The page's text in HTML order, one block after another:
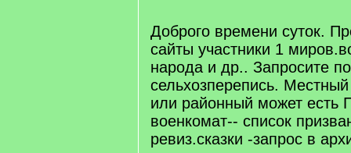
]
Доброго времени суток.
сайты участники 1
народа и др.. Запросите
сельхозперепись.
или районный может есть
военкомат-- список
ревиз.сказки -запрос в